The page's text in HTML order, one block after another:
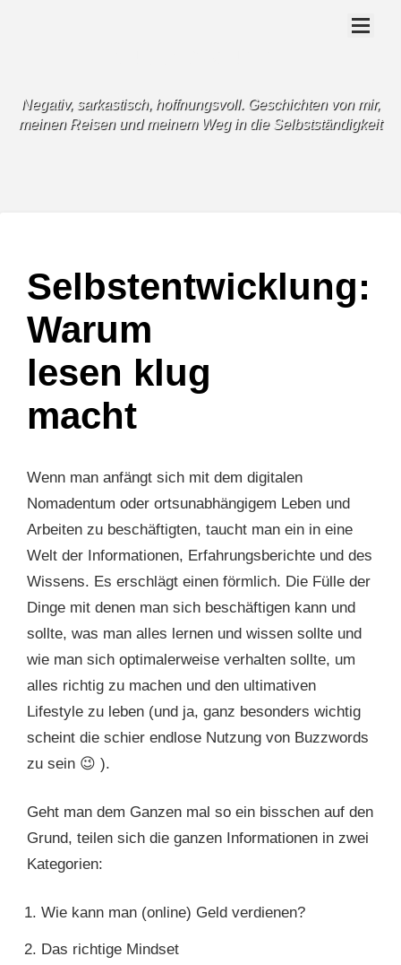
Negativ, sarkastisch, hoffnungsvoll. Geschichten von mir,
meinen Reisen und meinem Weg in die Selbstständigkeit
Selbstentwicklung:
Warum
lesen klug
macht
Wenn man anfängt sich mit dem digitalen
Nomadentum oder ortsunabhängigem Leben und
Arbeiten zu beschäftigten, taucht man ein in eine
Welt der Informationen, Erfahrungsberichte und des
Wissens. Es erschlägt einen förmlich. Die Fülle der
Dinge mit denen man sich beschäftigen kann und
sollte, was man alles lernen und wissen sollte und
wie man sich optimalerweise verhalten sollte, um
alles richtig zu machen und den ultimativen
Lifestyle zu leben (und ja, ganz besonders wichtig
scheint die schier endlose Nutzung von Buzzwords
zu sein 😉 ).
Geht man dem Ganzen mal so ein bisschen auf den
Grund, teilen sich die ganzen Informationen in zwei
Kategorien:
Wie kann man (online) Geld verdienen?
Das richtige Mindset